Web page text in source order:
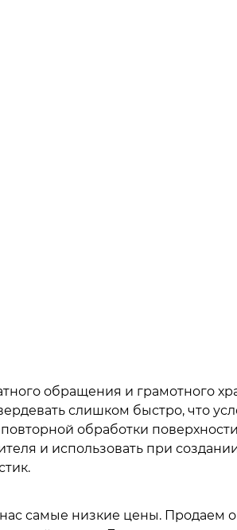
обращения и грамотного
слишком быстро, что
обработки
и использовать при
нас самые низкие цены. Продаем